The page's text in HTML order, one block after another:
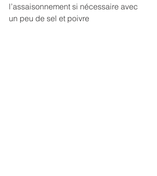
l’assaisonnement si nécessaire avec
un peu de sel et poivre